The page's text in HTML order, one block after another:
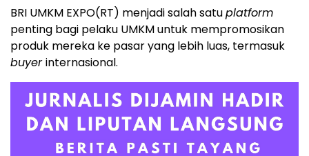
BRI UMKM EXPO(RT) menjadi salah satuplatform
penting bagi pelaku UMKM untuk mempromosikan
produk mereka ke pasar yang lebih luas, termasuk
buyerinternasional.